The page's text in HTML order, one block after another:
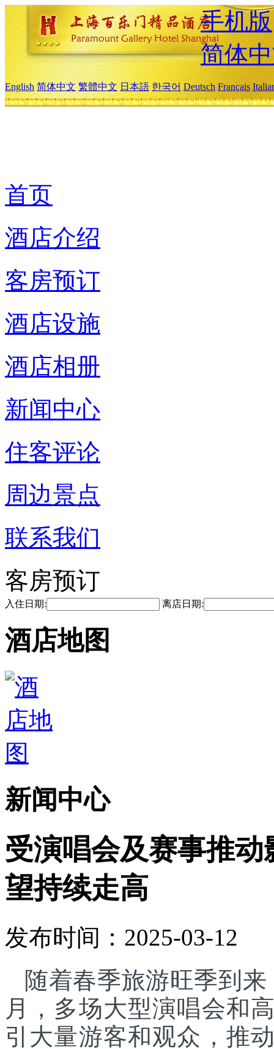
手机版
简体
English 简体中文 繁體中文 日本語 한국어 Deutsch Français
首页
酒店介绍
客房预订
酒店设施
酒店相册
新闻中心
住客评论
周边景点
联系我们
客房预订
入住日期: 离店日期:
酒店地图
新闻中心
受演唱会及赛事推
望持续走高
发布时间：2025-03-12
随着春季旅游旺季到
月，多场大型演唱会和
引大量游客和观众，推